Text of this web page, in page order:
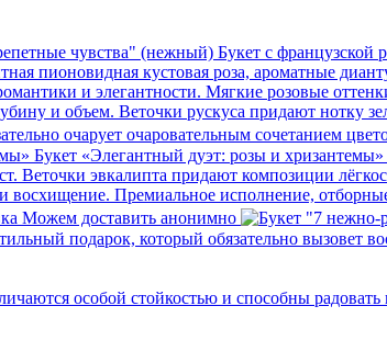
Букет с французской
пионовидная кустовая роза, ароматные
и элегантности. Мягкие розовые
и объем. Веточки рускуса придают нотку
очарует очаровательным сочетанием
Букет «Элегантный дуэт: розы и хризантемы»
эвкалипта придают композиции
восхищение. Премиальное исполнение,
Можем доставить анонимно
подарок, который обязательно вызовет
особой стойкостью и способны